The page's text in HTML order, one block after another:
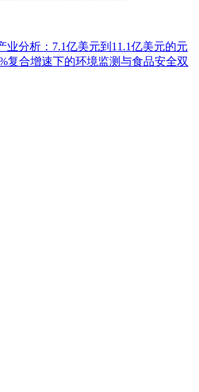
业分析：7.1亿美元到11.1亿美元的元
复合增速下的环境监测与食品安全双